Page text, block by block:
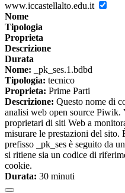
www.iccastellalto.edu.it
Nome
Tipologia
Proprieta
Descrizione
Durata
Nome: _pk_ses.1.bdbd
Tipologia: tecnico
Proprieta: Prime Parti
Descrizione: Questo nome di
analisi web open source Piwik.
proprietari di siti Web a
misurare le prestazioni del
prefisso _pk_ses è seguito da
si ritiene sia un codice di
cookie.
Durata: 30 minuti